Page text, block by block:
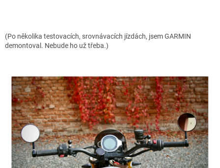
(Po několika testovacích, srovnávacích jízdách, jsem GARMIN
demontoval. Nebude ho už třeba.)